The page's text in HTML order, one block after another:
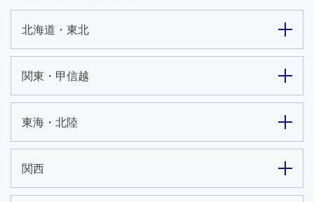
北海道・東北
関東・甲信越
東海・北陸
関西